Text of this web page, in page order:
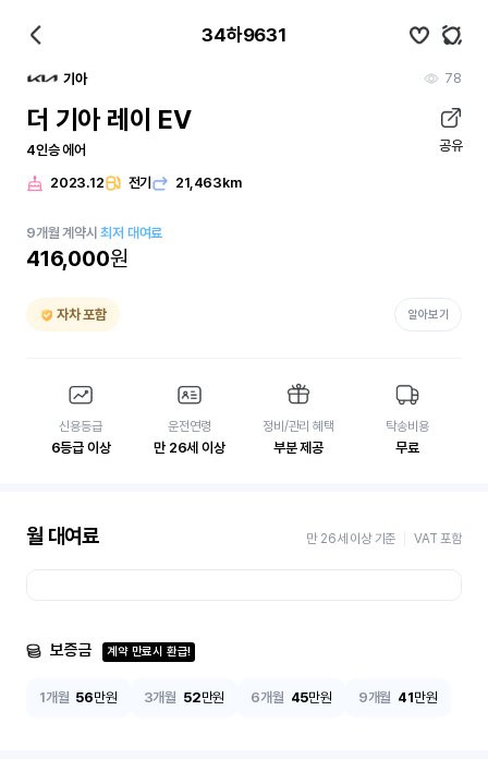
34하9631
기아 78
더 기아 레이 EV
4인승 에어 공유
2023.12 전기 21,463km
9개월 계약시최저 대여료
416,000원
자차 포함 알아보기
신용등급
6등급 이상
운전연령
만 26세 이상
정비/관리 혜택
부분 제공
탁송비용
무료
월 대여료 만 26세 이상 기준 VAT 포함
보증금 계약 만료시 환급!
1개월 56만원 3개월 52만원 6개월 45만원 9개월 41만원